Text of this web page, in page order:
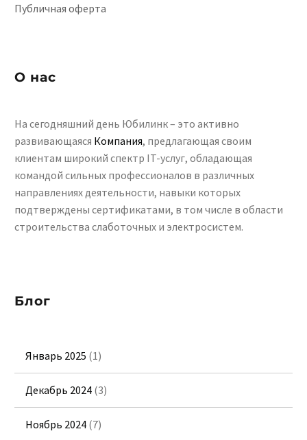
Публичная оферта
О нас
На сегодняшний день Юбилинк – это активно
развивающаяся Компания, предлагающая своим
клиентам широкий спектр IT-услуг, обладающая
командой сильных профессионалов в различных
направлениях деятельности, навыки которых
подтверждены сертификатами, в том числе в области
строительства слаботочных и электросистем.
Блог
Январь 2025 (1)
Декабрь 2024 (3)
Ноябрь 2024 (7)